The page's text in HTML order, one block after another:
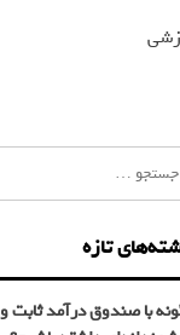
تازه
با صندوق درآمد ثابت